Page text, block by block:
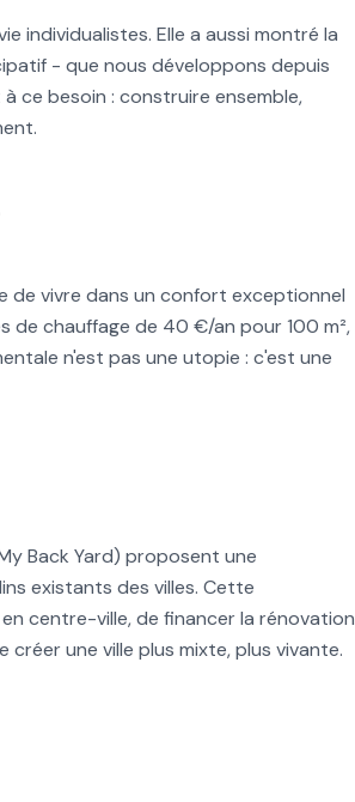
individualistes. Elle a aussi montré la
- que nous développons depuis
ce besoin : construire ensemble,
de vivre dans un confort exceptionnel
de chauffage de 40 €/an pour 100 m²,
n'est pas une utopie : c'est une
Back Yard) proposent une
existants des villes. Cette
centre-ville, de financer la rénovation
une ville plus mixte, plus vivante.